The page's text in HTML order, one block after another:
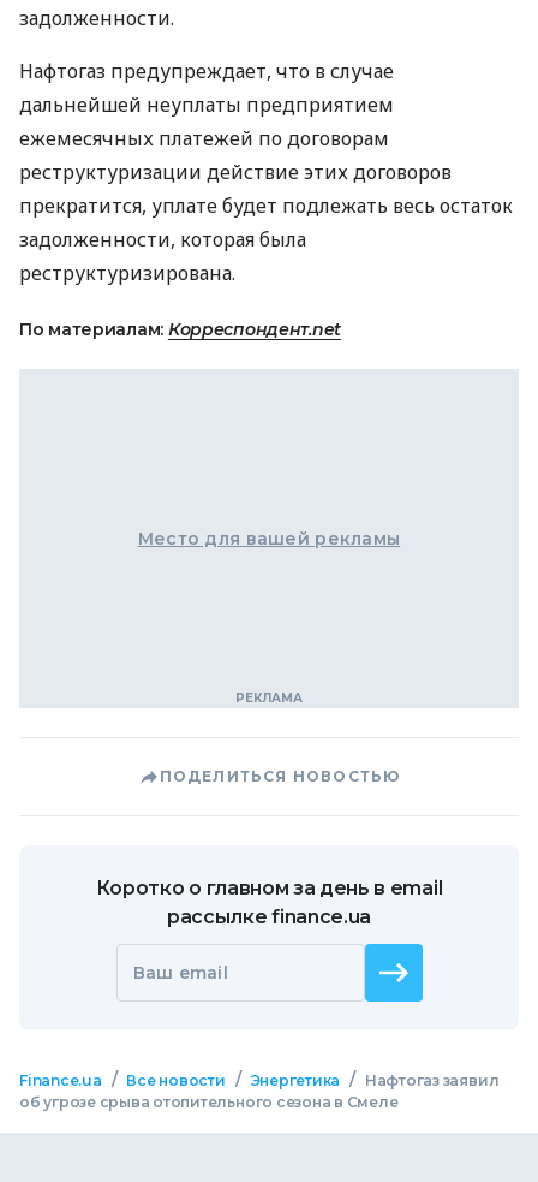
задолженности.
Нафтогаз предупреждает, что в случае
дальнейшей неуплаты предприятием
ежемесячных платежей по договорам
реструктуризации действие этих договоров
прекратится, уплате будет подлежать весь остаток
задолженности, которая была
реструктуризирована.
По материалам: Корреспондент.net
Место для вашей рекламы
ПОДЕЛИТЬСЯ НОВОСТЬЮ
Коротко о главном за день в email
рассылке finance.ua
Ваш email
Finance.ua / Все новости / Энергетика /
Нафтогаз заявил
об угрозе срыва отопительного сезона в Смеле